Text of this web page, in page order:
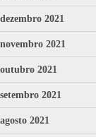
dezembro 2021
novembro 2021
outubro 2021
setembro 2021
agosto 2021